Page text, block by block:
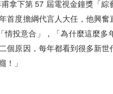
拿下第 57 屆電視金鐘獎「
首度擔綱代言人大任，他興
投意合」，「為什麼這麼
個原因，每年都看到很多新
！」